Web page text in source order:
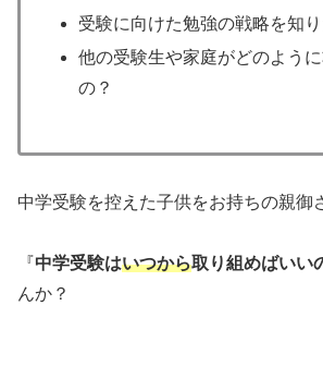
受験に向けた勉強の戦略を知
他の受験生や家庭がどのよう
の？
中学受験を控えた子供をお持ちの親御
『中学受験はいつから取り組めばいい
んか？